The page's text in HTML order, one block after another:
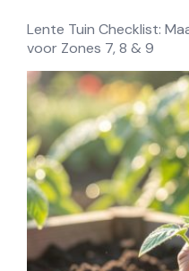
Lente Tuin Checklist:
voor Zones 7, 8 & 9